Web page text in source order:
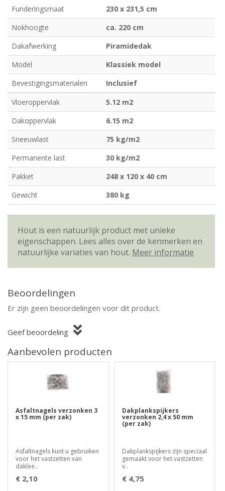
Funderingsmaat
230 x 231,5 cm
Nokhoogte
ca. 220 cm
Dakafwerking
Piramidedak
Model
Klassiek model
Bevestigingsmaterialen
Inclusief
Vloeroppervlak
5.12 m2
Dakoppervlak
6.15 m2
Sneeuwlast
75 kg/m2
Permanente last
30 kg/m2
Pakket
248 x 120 x 40 cm
Gewicht
380 kg
Hout is een natuurlijk product met unieke
eigenschappen. Lees alles over de kenmerken en
natuurlijke variaties van hout. Meer informatie
Beoordelingen
Er zijn geen beoordelingen voor dit product.
Geef beoordeling
Aanbevolen producten
Asfaltnagels verzonken 3
x 15 mm (per zak)
Asfaltnagels kunt u gebruiken
voor het vastzetten van
daklee..
€ 2,10
Dakplankspijkers
verzonken 2,4 x 50 mm
(per zak)
Dakplankspijkers zijn speciaal
gemaakt voor het vastzetten
v..
€ 4,75